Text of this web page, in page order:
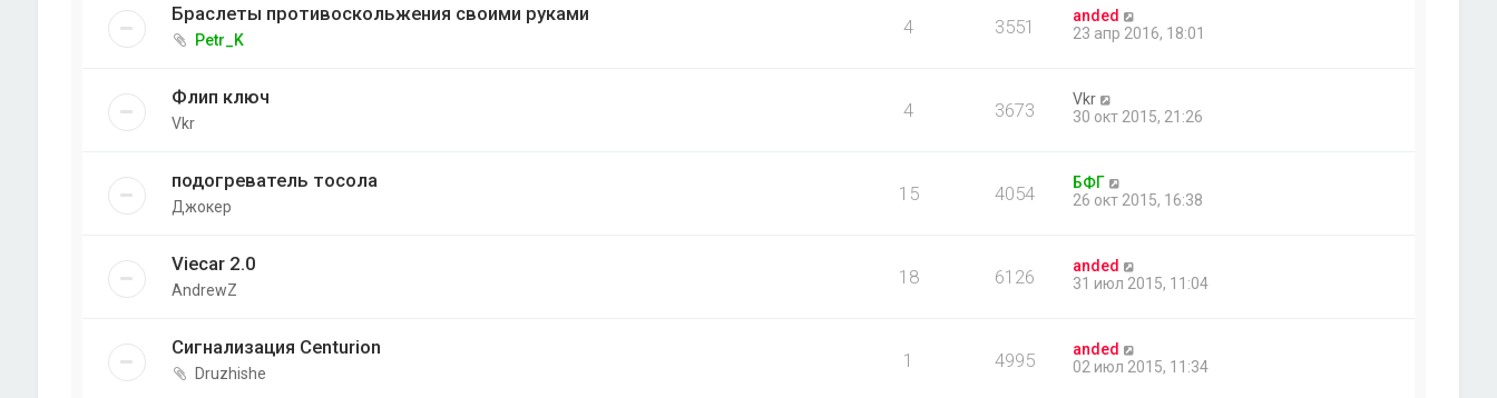
Браслеты противоскольжения своими руками
Petr_K
4 3551
anded
23 апр 2016, 18:01
Флип ключ
Vkr
4 3673
Vkr
30 окт 2015, 21:26
подогреватель тосола
Джокер
15 4054
БФГ
26 окт 2015, 16:38
Viecar 2.0
AndrewZ
18 6126
anded
31 июл 2015, 11:04
Сигнализация Centurion
Druzhishe
1 4995
anded
02 июл 2015, 11:34